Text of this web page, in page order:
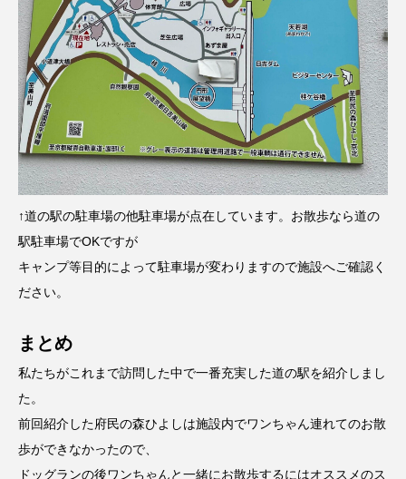
↑道の駅の駐車場の他駐車場が点在しています。お散歩なら道の
駅駐車場でOKですが
キャンプ等目的によって駐車場が変わりますので施設へご確認く
ださい。
まとめ
私たちがこれまで訪問した中で一番充実した道の駅を紹介しまし
た。
前回紹介した府民の森ひよしは施設内でワンちゃん連れてのお散
歩ができなかったので、
ドッグランの後ワンちゃんと一緒にお散歩するにはオススメのス